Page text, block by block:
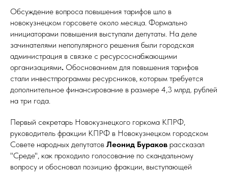
Обсуждение вопроса повышения тарифов шло в
новокузнецком горсовете около месяца. Формально
инициаторами повышения выступали депутаты. На деле
зачинателями непопулярного решения были городская
администрация в связке с ресурсоснабжающими
организациями. Обоснованием для повышения тарифов
стали инвестпрограммы ресурсников, которым требуется
дополнительное финансирование в размере 4,3 млрд. рублей
на три года.
Первый секретарь Новокузнецкого горкома КПРФ,
руководитель фракции КПРФ в Новокузнецком городском
Совете народных депутатов Леонид Бураков рассказал
"Среде", как проходило голосование по скандальному
вопросу и обосновал позицию фракции, выступающей